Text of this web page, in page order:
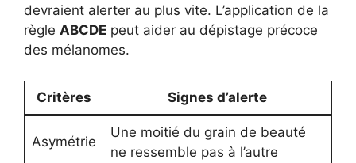
devraient alerter au plus vite. L’application de la
règle ABCDE peut aider au dépistage précoce
des mélanomes.
Critères Signes d’alerte
Asymétrie
Une moitié du grain de beauté
ne ressemble pas à l’autre